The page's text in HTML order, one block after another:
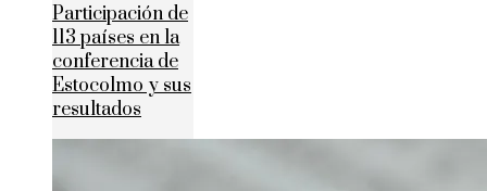
Participación de
113 países en la
conferencia de
Estocolmo y sus
resultados